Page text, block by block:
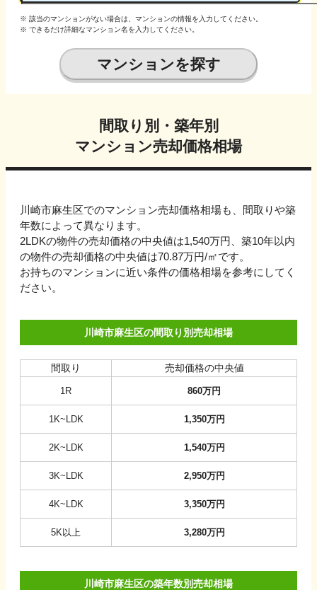
※ 該当のマンションがない場合は、マンションの情報を入力してください。
※ できるだけ詳細なマンション名を入力してください。
マンションを探す
間取り別・築年別
マンション売却価格相場
川崎市麻生区でのマンション売却価格相場も、間取りや築
年数によって異なります。
2LDKの物件の売却価格の中央値は1,540万円、 築10年以内
の物件の売却価格の中央値は70.87万円/㎡です。
お持ちのマンションに近い条件の価格相場を参考にしてく
ださい。
川崎市麻生区の間取り別売却相場
間取り 売却価格の中央値
1R 860万円
1K~LDK 1,350万円
2K~LDK 1,540万円
3K~LDK 2,950万円
4K~LDK 3,350万円
5K以上 3,280万円
川崎市麻生区の築年数別売却相場